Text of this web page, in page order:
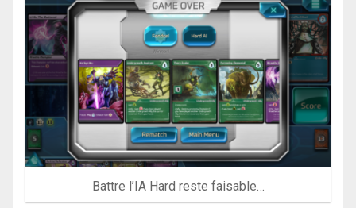
Battre l’IA Hard reste faisable…